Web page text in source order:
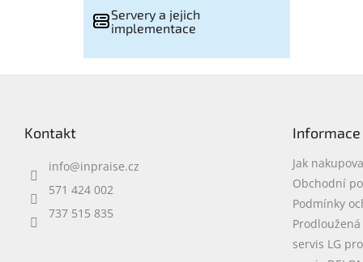
Servery a jejich
implementace
Kontakt
info@inpraise.cz
571 424 002
737 515 835
Jak
Obchodní
Podmínky
servis LG